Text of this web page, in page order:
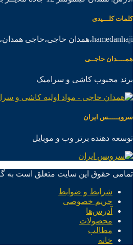
کلمات کلـــیدی
hamedanhaji،همدان حاجی،حاجی همدان،کاشی همدان،سرامیک همدان،موادکاشی سرامیک
همــــدان حاجــی
برند محبوب کاشی و سرامیک
سرویـــــس ایران
توسعه دهنده برتر وب و موبایل
تمامی حقوق این سایت متعلق است به
شرایط و ضوابط
حریم خصوصی
آدرس‌ها
محصولات
مطالب
خانه